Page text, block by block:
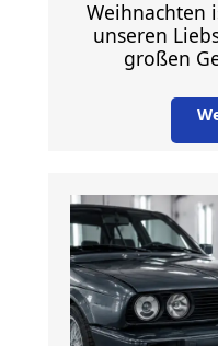
Weihnachten
unseren
großen